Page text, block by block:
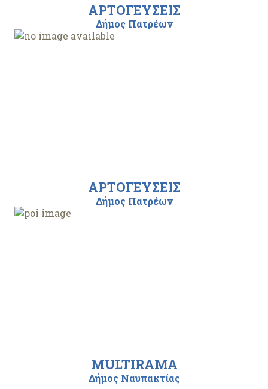
ΑΡΤΟΓΕΥΣΕΙΣ
Δήμος Πατρέων
ΑΡΤΟΓΕΥΣΕΙΣ
Δήμος Πατρέων
MULTIRAMA
Δήμος Ναυπακτίας